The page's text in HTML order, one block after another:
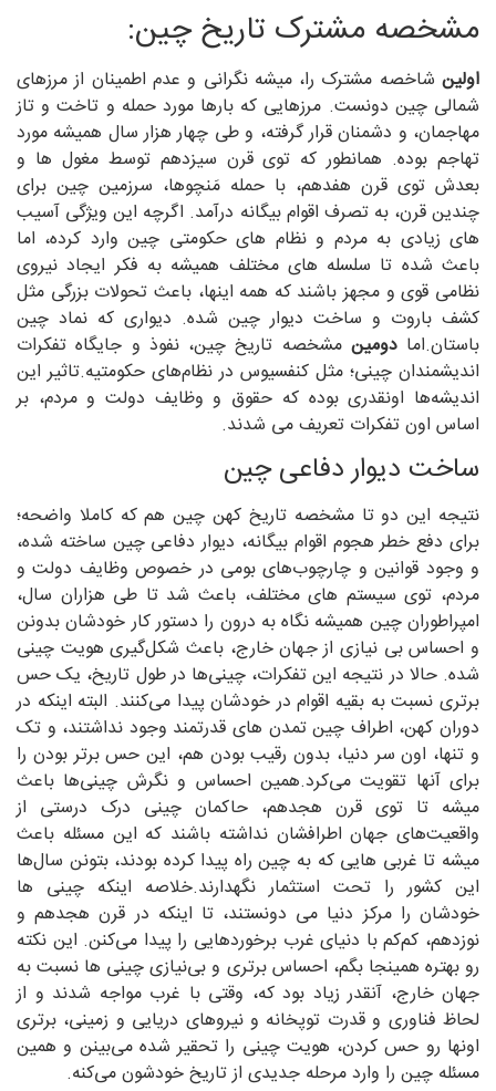
مشخصه مشترک تاریخ چین:
اولینشاخصه مشترک را، میشه نگرانی و عدم اطمینان از مرزهای
شمالی چین دونست. مرزهایی که بارها مورد حمله و تاخت و تاز
مهاجمان، و دشمنان قرار گرفته، و طی چهار هزار سال همیشه مورد
تهاجم بوده. همانطور که توی قرن سیزدهم توسط مغول ها و
بعدش توی قرن هفدهم، با حمله مَنچوها، سرزمین چین برای
چندین قرن، به تصرف اقوام بیگانه درآمد. اگرچه این ویژگی آسیب
های زیادی به مردم و نظام های حکومتی چین وارد کرده، اما
باعث شده تا سلسله های مختلف همیشه به فکر ایجاد نیروی
نظامی قوی و مجهز باشند که همه اینها، باعث تحولات بزرگی مثل
کشف باروت و ساخت دیوار چین شده. دیواری که نماد چین
باستان.اما دومینمشخصه تاریخ چین، نفوذ و جایگاه تفکرات
اندیشمندان چینی؛ مثل کنفسیوس در نظام‌های حکومتیه.تاثیر این
اندیشه‌ها اونقدری بوده که حقوق و وظایف دولت و مردم، بر
اساس اون تفکرات تعریف می شدند.
ساخت دیوار دفاعی چین
نتیجه این دو تا مشخصه تاریخ کهن چین هم که کاملا واضحه؛
برای دفع خطر هجوم اقوام بیگانه، دیوار دفاعی چین ساخته شده،
و وجود قوانین و چارچوب‌های بومی در خصوص وظایف دولت و
مردم، توی سیستم های مختلف، باعث شد تا طی هزاران سال،
امپراطوران چین همیشه نگاه به درون را دستور کار خودشان بدونن
و احساس بی نیازی از جهان خارج، باعث شکل‌گیری هویت چینی
شده. حالا در نتیجه این تفکرات، چینی‌ها در طول تاریخ، یک حس
برتری نسبت به بقیه اقوام در خودشان پیدا می‌کنند. البته اینکه در
دوران کهن، اطراف چین تمدن های قدرتمند وجود نداشتند، و تک
و تنها، اون سر دنیا، بدون رقیب بودن هم، این حس برتر بودن را
برای آنها تقویت می‌کرد.همین احساس و نگرش چینی‌ها باعث
میشه تا توی قرن هجدهم، حاکمان چینی درک درستی از
واقعیت‌های جهان اطرافشان نداشته باشند که این مسئله باعث
میشه تا غربی هایی که به چین راه پیدا کرده بودند، بتونن سال‌ها
این کشور را تحت استثمار نگهدارند.خلاصه اینکه چینی ها
خودشان را مرکز دنیا می دونستند، تا اینکه در قرن هجدهم و
نوزدهم، کم‌کم با دنیای غرب برخوردهایی را پیدا می‌کنن. این نکته
رو بهتره همینجا بگم، احساس برتری و بی‌نیازی چینی ها نسبت به
جهان خارج، آنقدر زیاد بود که، وقتی با غرب مواجه شدند و از
لحاظ فناوری و قدرت توپخانه و نیروهای دریایی و زمینی، برتری
اونها رو حس کردن، هویت چینی را تحقیر شده می‌بینن و همین
مسئله چین را وارد مرحله جدیدی از تاریخ خودشون می‌کنه.